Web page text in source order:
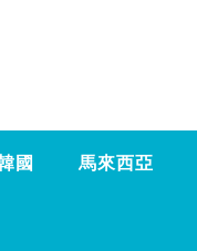
國 馬來西亞